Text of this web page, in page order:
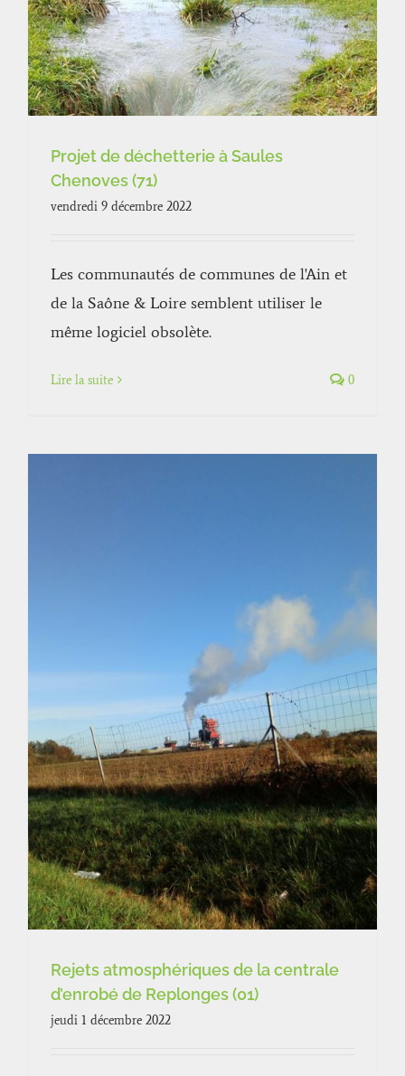
Projet de déchetterie à Saules
Chenoves (71)
vendredi 9 décembre 2022
Les communautés de communes de l'Ain et
de la Saône & Loire semblent utiliser le
même logiciel obsolète.
Lire la suite 0
Rejets atmosphériques de la centrale
d’enrobé de Replonges (01)
jeudi 1 décembre 2022